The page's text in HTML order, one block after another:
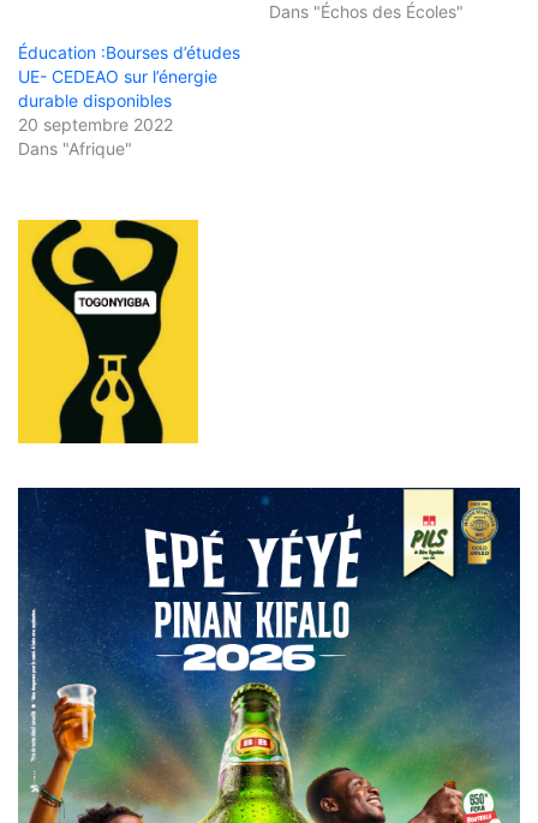
Dans "Échos des Écoles"
Éducation :Bourses d’études
UE- CEDEAO sur l’énergie
durable disponibles
20 septembre 2022
Dans "Afrique"